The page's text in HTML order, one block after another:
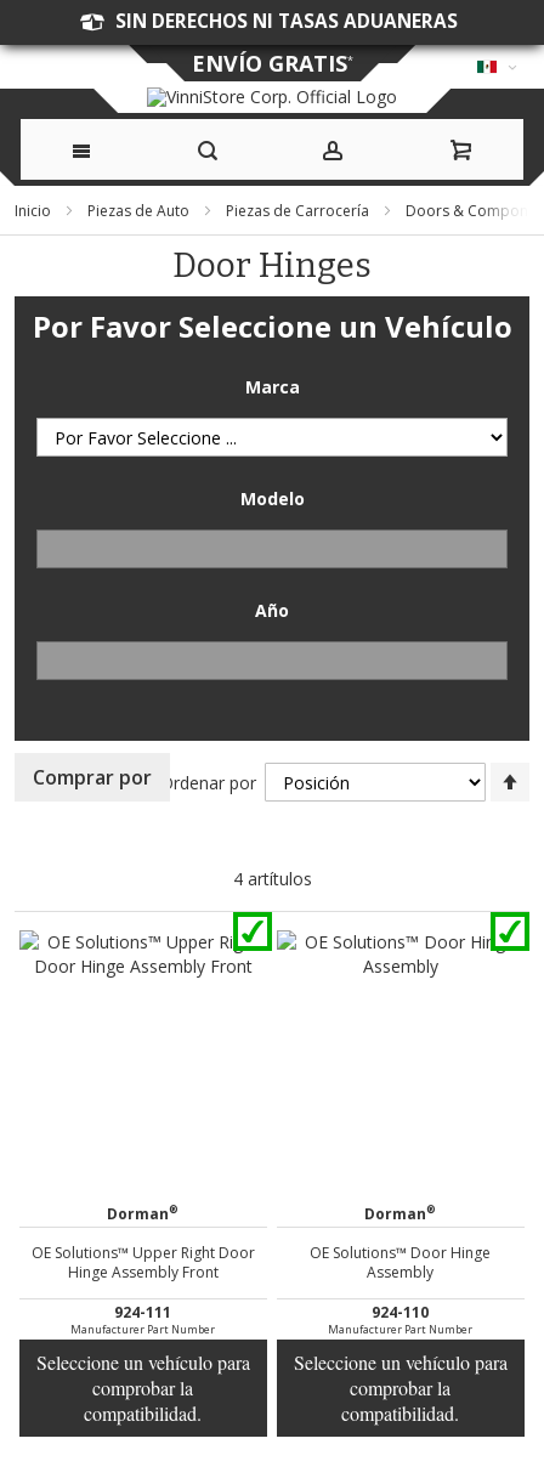
SIN DERECHOS NI TASAS ADUANERAS
Ir
al
contenido
ENVÍO GRATIS*
Inicio Piezas de Auto Piezas de Carrocería Doors &
Door Hinges
Por Favor Seleccione un Vehículo
Marca
Modelo
Año
4artítulos
Ordenar por
Dorman®
OE Solutions™ Upper Right Door
Hinge Assembly Front
924-111
Manufacturer Part Number
Seleccione un vehículo para
comprobar la
compatibilidad.
Dorman®
OE Solutions™ Door Hinge
Assembly
924-110
Manufacturer Part Number
Seleccione un vehículo para
comprobar la
compatibilidad.
Comprar por